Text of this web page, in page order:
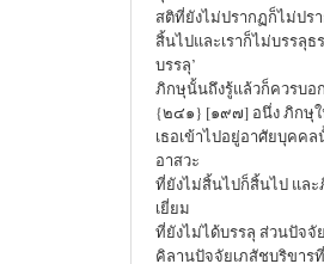
สติที่ยังไม่ปรากฏก็ไม่ปร
สิ้นไปและเราก็ไม่บรรลุ
บรรลุ’
ภิกษุนั้นถึงรู้แล้วก็ควรบอ
{๒๔๑} [๑๙๗] อนึ่ง ภิกษุใ
เธอเข้าไปอยู่อาศัยบุคค
อาสวะ
ที่ยังไม่สิ้นไปก็สิ้นไป แล
เยี่ยม
ที่ยังไม่ได้บรรลุ ส่วนปัจจั
คิลานปัจจัยเภสัชบริขาร